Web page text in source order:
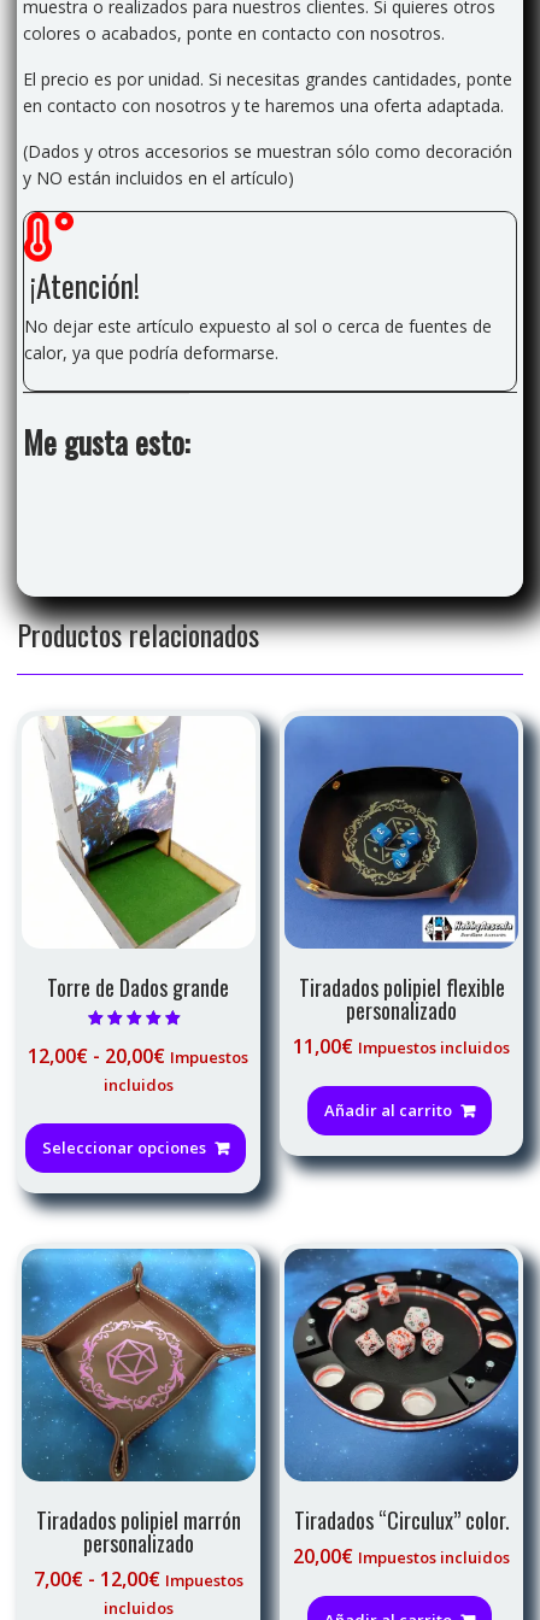
muestra o realizados para nuestros clientes. Si quieres otros
colores o acabados, ponte en contacto con nosotros.
El precio es por unidad. Si necesitas grandes cantidades, ponte
en contacto con nosotros y te haremos una oferta adaptada.
(Dados y otros accesorios se muestran sólo como decoración
y NO están incluidos en el artículo)
¡Atención!
No dejar este artículo expuesto al sol o cerca de fuentes de
calor, ya que podría deformarse.
Me gusta esto:
Productos relacionados
Torre de Dados grande
5.00
de 5
12,00€ - 20,00€Rango
de
12,00€
hasta
20,00€
Impuestos
incluidos
Seleccionar opciones
producto
tiene
múltiples
variantes.
Las
opciones
se
pueden
elegir
de
Tiradados polipiel flexible
personalizado
11,00€ Impuestos incluidos
Añadir al carrito
Tiradados polipiel marrón
personalizado
7,00€ - 12,00€Rango
de
Impuestos
incluidos
Tiradados “Circulux” color.
20,00€ Impuestos incluidos